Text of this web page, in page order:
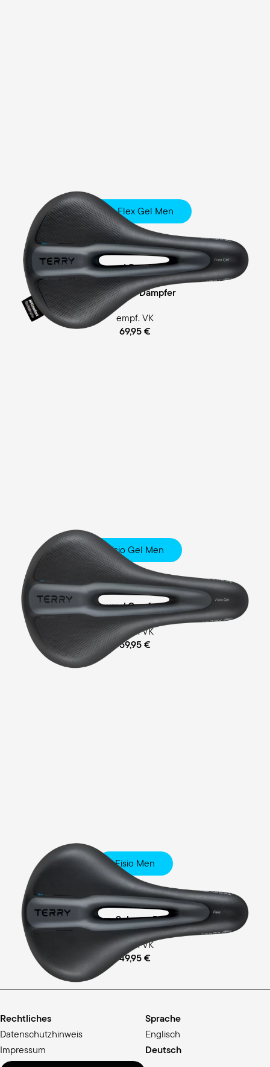
Fisio Flex Gel Men
Touring
Ergofoam-Schaum / Comfort Gel Polsterung
Cellasto® Dämpfer
empf. VK
69,95 €
Fisio Gel Men
Touring
Ergofoam-Schaum / Comfort Gel Polsterung
empf. VK
59,95 €
Fisio Men
Touring
Ergofoam-Schaum Polsterung
empf. VK
49,95 €
Rechtliches
Datenschutzhinweis
Impressum
Sprache
Englisch
Deutsch